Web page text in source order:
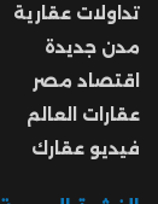
تداولات عقارية
مدن جديدة
اقتصاد مصر
عقارات العالم
فيديو عقارك